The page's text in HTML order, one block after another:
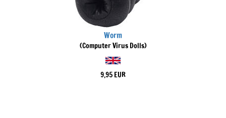
Worm
(Computer Virus Dolls)
9,95 EUR